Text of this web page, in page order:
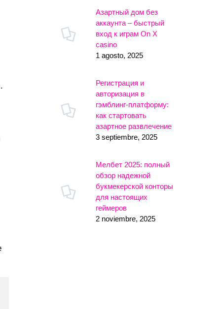
Азартный дом без
аккаунта – быстрый
вход к играм On X
casino
1 agosto, 2025
Регистрация и
авторизация в
гэмблинг-платформу:
как стартовать
азартное развлечение
3 septiembre, 2025
Мелбет 2025: полный
обзор надежной
букмекерской конторы
для настоящих
геймеров
2 noviembre, 2025